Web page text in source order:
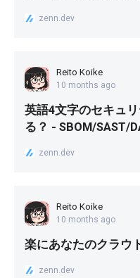
zenn.dev
Reito Koike
10 months ago
英語4文字のセキュ
る？ - SBOM/SAST/
zenn.dev
Reito Koike
10 months ago
楽にあなたのクラウ
zenn.dev